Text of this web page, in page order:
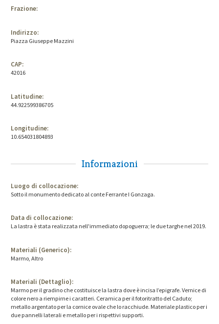
Frazione:
Indirizzo:
Piazza Giuseppe Mazzini
CAP:
42016
Latitudine:
44.922599386705
Longitudine:
10.654031804893
Informazioni
Luogo di collocazione:
Sotto il monumento dedicato al conte Ferrante I Gonzaga.
Data di collocazione:
La lastra è stata realizzata nell'immediato dopoguerra; le due targhe nel 2019.
Materiali (Generico):
Marmo, Altro
Materiali (Dettaglio):
Marmo per il gradino che costituisce la lastra dove è incisa l’epigrafe. Vernice di
colore nero a riempirne i caratteri. Ceramica per il fotoritratto del Caduto;
metallo argentato per la cornice ovale che lo racchiude. Materiale plastico per i
due pannelli laterali e metallo per i rispettivi supporti.